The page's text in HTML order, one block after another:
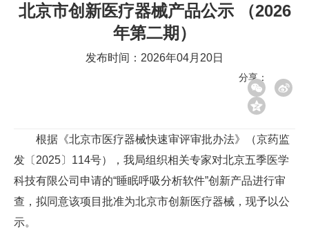
北京市创新医疗器械产品公示 （2026
年第二期）
发布时间：2026年04月20日
分享：
根据《北京市医疗器械快速审评审批办法》（京药监
发〔2025〕114号），我局组织相关专家对北京五季医学
科技有限公司申请的“睡眠呼吸分析软件”创新产品进行审
查，拟同意该项目批准为北京市创新医疗器械，现予以公
示。